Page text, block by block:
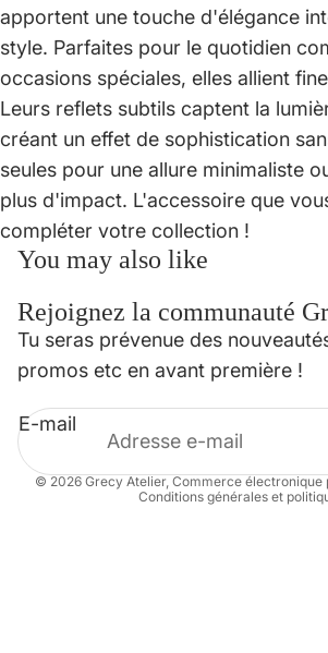
apportent une touche d'élégance
style. Parfaites pour le quotidien
occasions spéciales, elles allient
Leurs reflets subtils captent la
créant un effet de sophistication
seules pour une allure minimaliste
plus d'impact. L'accessoire que
compléter votre collection !
You may also like
Rejoignez la communauté
Tu seras prévenue des
promos etc en avant première !
E-mail
© 2026Grecy Atelier,Commerce électronique
Conditions générales et
Politique de confidentialité
Politique de remboursement
Mentions légales